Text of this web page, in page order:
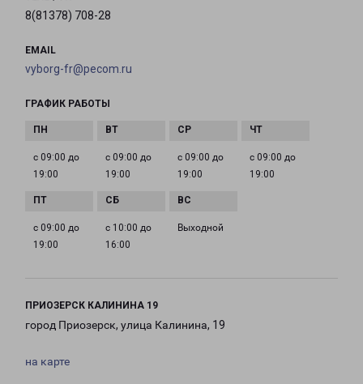
8(81378) 708-28
EMAIL
vyborg-fr@pecom.ru
ГРАФИК РАБОТЫ
с 09:00 до
19:00
с 09:00 до
19:00
с 09:00 до
19:00
с 09:00 до
19:00
с 09:00 до
19:00
с 10:00 до
16:00
Выходной
ПРИОЗЕРСК КАЛИНИНА 19
город Приозерск, улица Калинина, 19
на карте